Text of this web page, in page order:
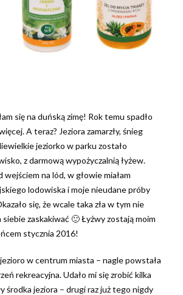
się na duńską zimę! Rok temu spadło
A teraz? Jeziora zamarzły, śnieg
jeziorko w parku zostało
z darmową wypożyczalnią łyżew.
wejściem na lód, w głowie miałam
lodowiska i moje nieudane próby
się, że wcale taka zła w tym nie
zaskakiwać 🙂 Łyżwy zostają moim
stycznia 2016!
w centrum miasta – nagle powstała
rekreacyjna. Udało mi się zrobić kilka
środka jeziora – drugi raz już tego nigdy